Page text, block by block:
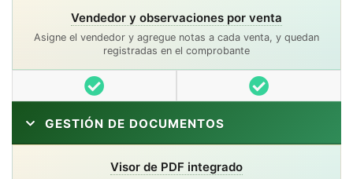
Vendedor y observaciones por venta
Asigne el vendedor y agregue notas a cada venta, y quedan
registradas en el comprobante
Incluido Incluido
GESTIÓN DE DOCUMENTOS
Visor de PDF integrado